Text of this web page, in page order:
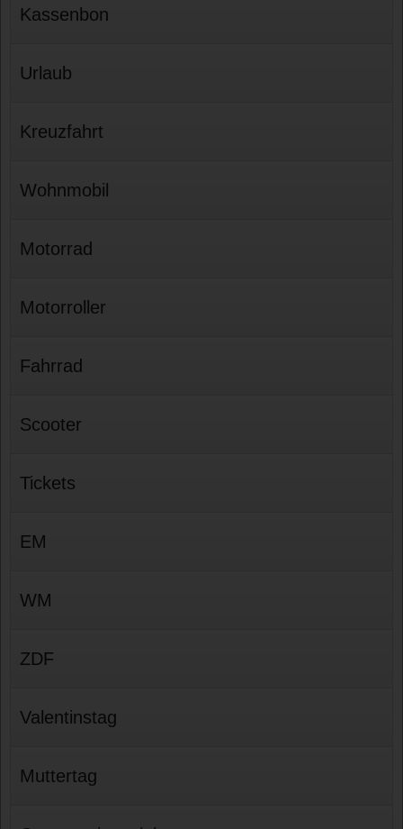
Kassenbon
Urlaub
Kreuzfahrt
Wohnmobil
Motorrad
Motorroller
Fahrrad
Scooter
Tickets
EM
WM
ZDF
Valentinstag
Muttertag